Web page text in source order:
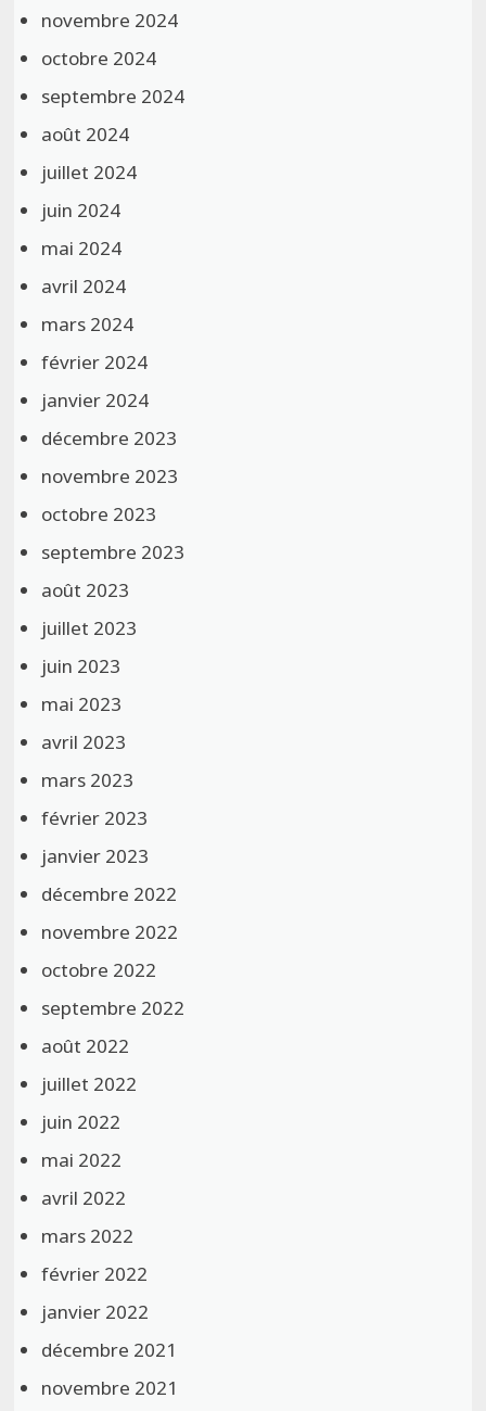
novembre 2024
octobre 2024
septembre 2024
août 2024
juillet 2024
juin 2024
mai 2024
avril 2024
mars 2024
février 2024
janvier 2024
décembre 2023
novembre 2023
octobre 2023
septembre 2023
août 2023
juillet 2023
juin 2023
mai 2023
avril 2023
mars 2023
février 2023
janvier 2023
décembre 2022
novembre 2022
octobre 2022
septembre 2022
août 2022
juillet 2022
juin 2022
mai 2022
avril 2022
mars 2022
février 2022
janvier 2022
décembre 2021
novembre 2021